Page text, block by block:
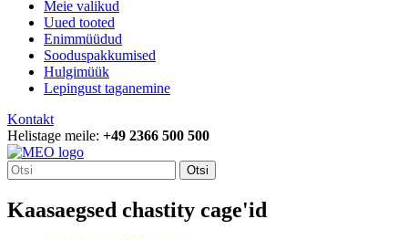
Meie valikud
Uued tooted
Enimmüüdud
Sooduspakkumised
Hulgimüük
Lepingust taganemine
Kontakt
Helistage meile: +49 2366 500 500
Otsi
Kaasaegsed chastity cage'id